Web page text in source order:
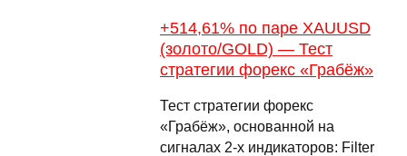
+514,61% по паре XAUUSD
(золото/GOLD) — Тест
стратегии форекс «Грабёж»
Тест стратегии форекс
«Грабёж», основанной на
сигналах 2-х индикаторов: Filter